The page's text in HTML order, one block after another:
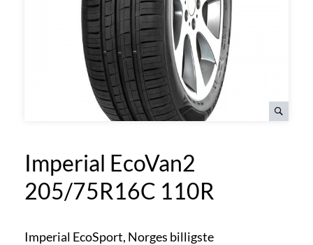
Imperial EcoVan2
205/75R16C 110R
Imperial EcoSport, Norges billigste